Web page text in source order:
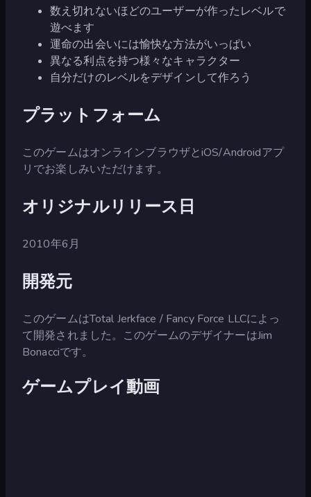
数え切れないほどのユーザーが作ったレベルで
遊べます
運命の出会いには愉快な方法がいっぱい
異なる利点を持つ様々なキャラクター
自分だけのレベルをデザインして作ろう
プラットフォーム
このゲームはオンラインブラウザとiOS/Androidアプ
リでお楽しみいただけます。
オリジナルリリース日
2010年6月
開発元
このゲームはTotal Jerkface / Fancy Force LLCによっ
て開発されました。このゲームのデザイナーはJim
Bonacciです。
ゲームプレイ動画